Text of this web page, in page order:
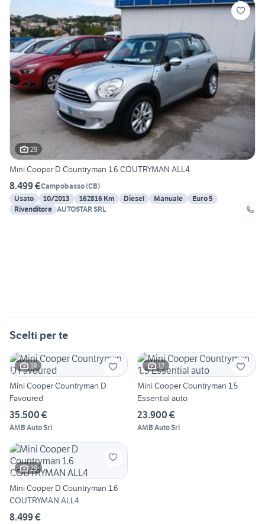
29
Mini Cooper D Countryman 1.6 COUTRYMAN ALL4
8.499 €Campobasso(CB)
Usato
10/2013 162816 Km Diesel Manuale
Euro 5
Rivenditore AUTOSTAR SRL
Scelti per te
19
Mini Cooper Countryman D
Favoured
35.500 €
AMB Auto Srl
12
Mini Cooper Countryman 1.5
Essential auto
23.900 €
AMB Auto Srl
29
Mini Cooper D Countryman 1.6
COUTRYMAN ALL4
8.499 €